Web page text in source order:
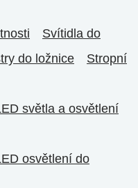
Svítidla do
do ložnice
Stropní
světla a osvětlení
osvětlení do